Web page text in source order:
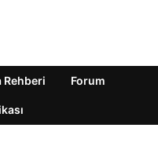
Rehberi Forum